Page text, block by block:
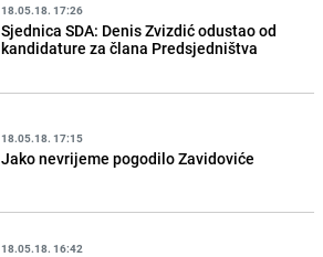
18.05.18. 17:26
Sjednica SDA: Denis Zvizdić odustao od
kandidature za člana Predsjedništva
18.05.18. 17:15
Jako nevrijeme pogodilo Zavidoviće
18.05.18. 16:42